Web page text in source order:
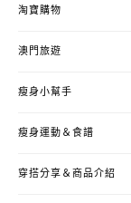
淘寶購物
澳門旅遊
瘦身小幫手
瘦身運動＆食譜
穿搭分享＆商品介紹